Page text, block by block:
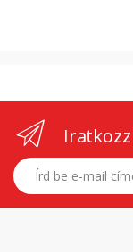
E-mail címed